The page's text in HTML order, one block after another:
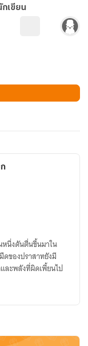
เขียน
หนึ่งดันตื่นขึ้นมาใน
ดของปราสาทยังมี
ละพลังที่ผิดเพี้ยนไป